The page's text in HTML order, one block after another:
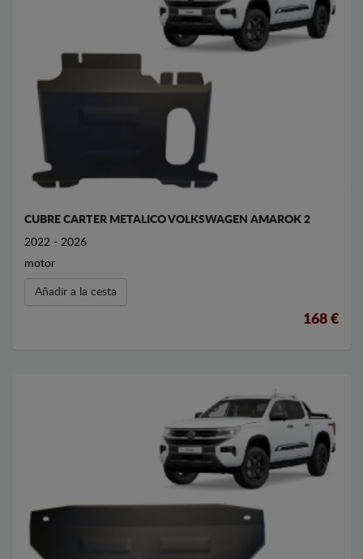
CUBRE CARTER METALICO VOLKSWAGEN AMAROK 2
2022 - 2026
motor
Añadir a la cesta
168 €